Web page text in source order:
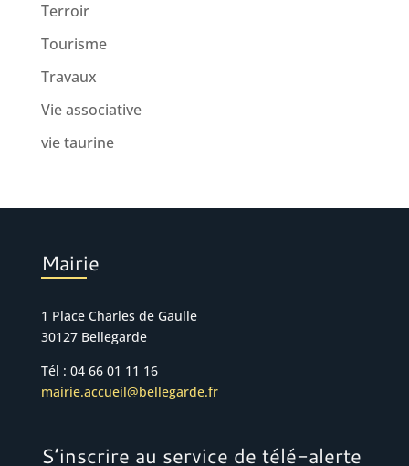
Terroir
Tourisme
Travaux
Vie associative
vie taurine
Mairie
1 Place Charles de Gaulle
30127 Bellegarde
Tél : 04 66 01 11 16
mairie.accueil@bellegarde.fr
S’inscrire au service de télé-alerte